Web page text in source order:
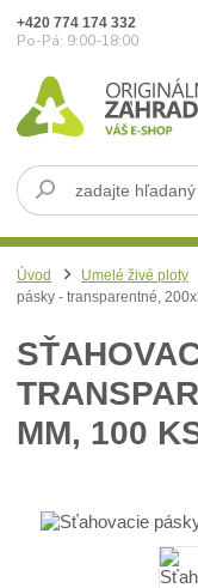
+420 774 174 332
Po-Pá: 9:00-18:00
Úvod Umelé živé ploty
pásky - transparentné,
MM, 100